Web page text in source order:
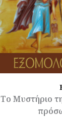
Το Μυστήριο